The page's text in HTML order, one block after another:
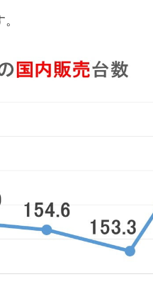
る賞金とは？
スーパーリーグとは？
る意外な選手とは？